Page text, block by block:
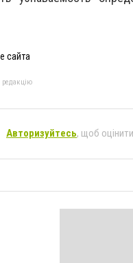
сайта
редакцію
Авторизуйтесь, щоб оцінити